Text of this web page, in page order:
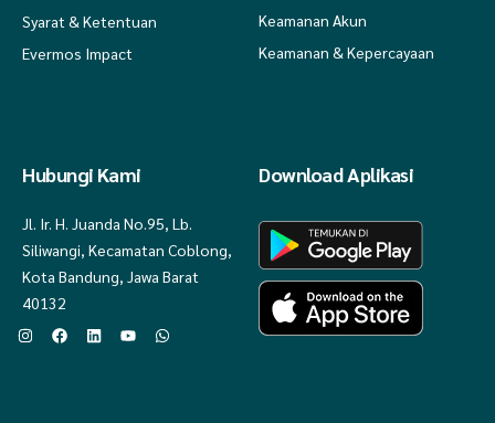
Syarat & Ketentuan
Evermos Impact
Keamanan Akun
Keamanan & Kepercayaan
Hubungi Kami
Jl. Ir. H. Juanda No.95, Lb.
Siliwangi, Kecamatan Coblong,
Kota Bandung, Jawa Barat
40132
Download Aplikasi